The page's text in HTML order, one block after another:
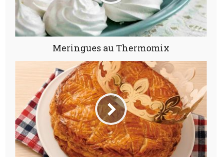
Meringues au Thermomix